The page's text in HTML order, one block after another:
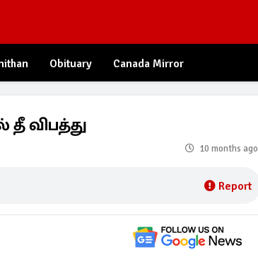
Obituary Canada Mirror
விபத்து
10 months ago
Report